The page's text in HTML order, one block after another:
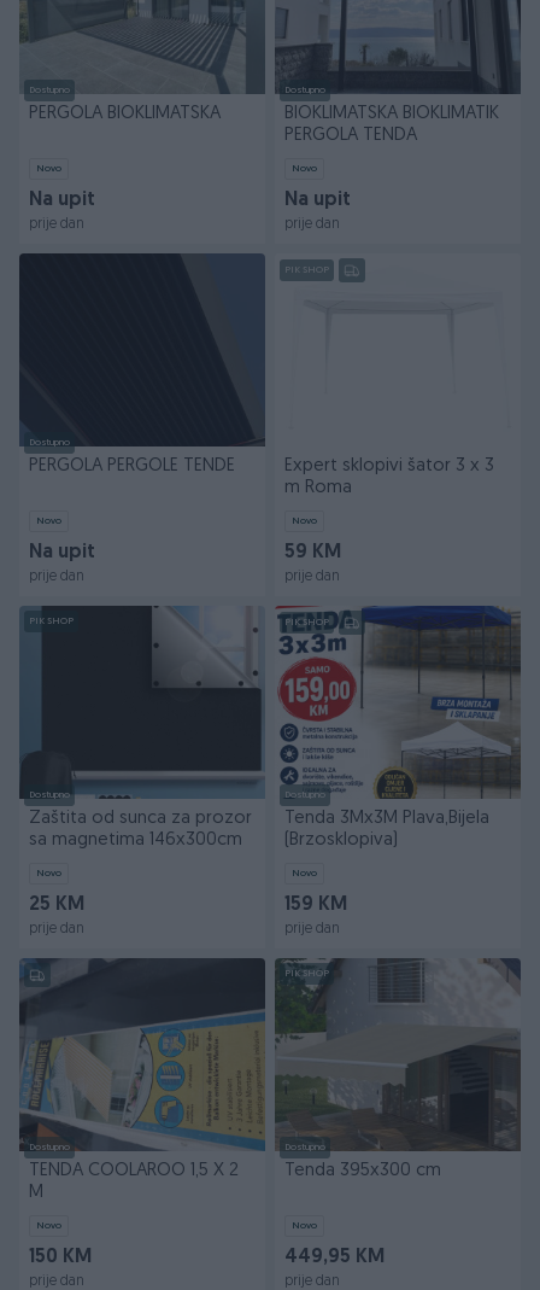
Dostupno
PERGOLA BIOKLIMATSKA
Novo
Na upit
prije dan
Dostupno
BIOKLIMATSKA BIOKLIMATIK
PERGOLA TENDA
Novo
Na upit
prije dan
Dostupno
PERGOLA PERGOLE TENDE
Novo
Na upit
prije dan
PIK SHOP
Expert sklopivi šator 3 x 3
m Roma
Novo
59 KM
prije dan
PIK SHOP
Dostupno
Zaštita od sunca za prozor
sa magnetima 146x300cm
Novo
25 KM
prije dan
PIK SHOP
Dostupno
Tenda 3Mx3M Plava,Bijela
(Brzosklopiva)
Novo
159 KM
prije dan
Dostupno
TENDA COOLAROO 1,5 X 2
M
Novo
150 KM
prije dan
PIK SHOP
Dostupno
Tenda 395x300 cm
Novo
449,95 KM
prije dan